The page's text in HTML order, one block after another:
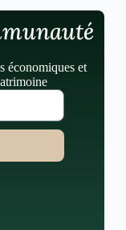
économiques et